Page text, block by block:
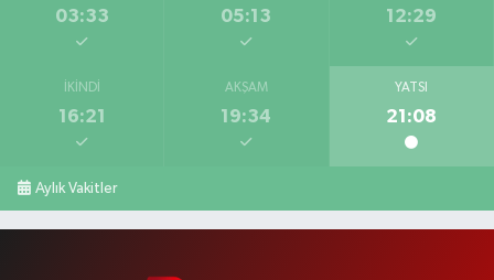
03:33 05:13 12:29
İKINDI
16:21
AKŞAM
19:34
YATSI
21:08
Aylık Vakitler